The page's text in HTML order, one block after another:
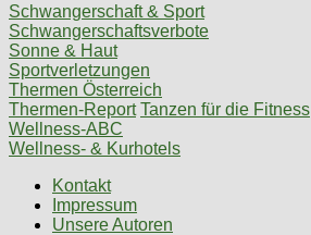
Schwangerschaft & Sport
Schwangerschaftsverbote
Sonne & Haut
Sportverletzungen
Thermen Österreich
Thermen-Report Tanzen für die Fitness
Wellness-ABC
Wellness- & Kurhotels
Kontakt
Impressum
Unsere Autoren